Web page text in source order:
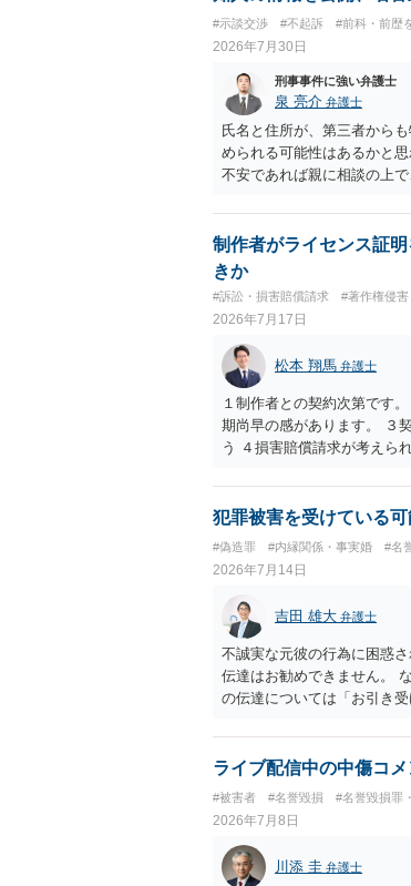
#示談交渉 #不起訴 #前科・前歴
2026年7月30日
刑事事件に強い弁護士
泉 亮介 弁護士
氏名と住所が、第三者から
められる可能性はあるかと
不安であれば親に相談の上
制作者がライセンス証
きか
#訴訟・損害賠償請求 #著作権侵害
2026年7月17日
松本 翔馬 弁護士
１制作者との契約次第です
期尚早の感があります。 ３
う ４損害賠償請求が考えら
６弁護士に窓口を一本化し
犯罪被害を受けている
#偽造罪 #内縁関係・事実婚 #名
2026年7月14日
吉田 雄大 弁護士
不誠実な元彼の行為に困惑
伝達はお勧めできません。
の伝達については「お引き
ことですが、それを別の方
伝えることは別の法的問題
ライブ配信中の中傷コ
#被害者 #名誉毀損 #名誉毀損罪
2026年7月8日
川添 圭 弁護士